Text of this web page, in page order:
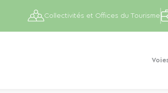
Collectivités et Offices du Tourisme